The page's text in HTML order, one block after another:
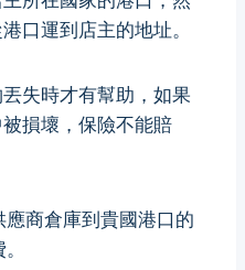
口運到店主的地址。
失時才有幫助，如果
損壞，保險不能賠
商倉庫到貴國港口的